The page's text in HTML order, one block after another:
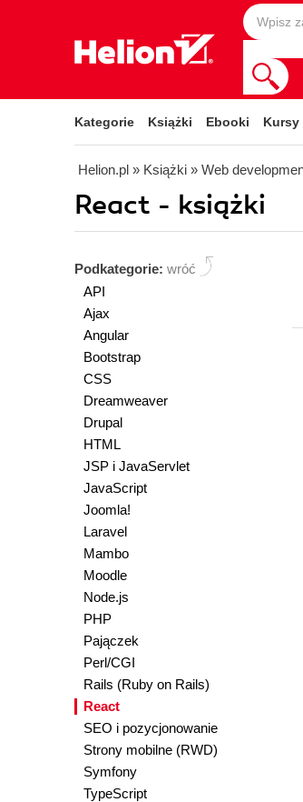
Kategorie Książki Ebooki Kursy
Helion.pl » Książki » Web
React - książki
Podkategorie: wróć
API
Ajax
Angular
Bootstrap
CSS
Dreamweaver
Drupal
HTML
JSP i JavaServlet
JavaScript
Joomla!
Laravel
Mambo
Moodle
Node.js
PHP
Pajączek
Perl/CGI
Rails (Ruby on Rails)
React
SEO i pozycjonowanie
Strony mobilne (RWD)
Symfony
TypeScript